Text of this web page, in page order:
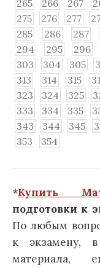
265
266 267
275
276 277
285
286 287
294
295 296
303
304 305
313
314 315
323
324 325
333
334 335
343
344 345
353
354
*Купить
подготовки к
По любым
к экзамену,
материала,